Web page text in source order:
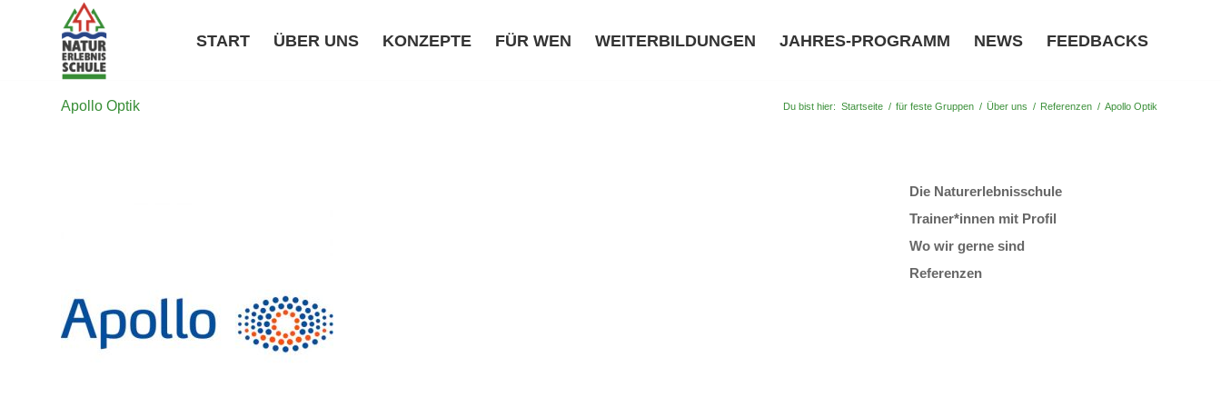
START ÜBER UNS KONZEPTE FÜR WEN WEITERBILDUNGEN JAHRES-PROGRAMM NEWS FEEDBACKS
Apollo Optik Du bist hier: Startseite / für feste Gruppen / Über uns / Referenzen / Apollo Optik
Die Naturerlebnisschule
Trainer*innen mit Profil
Wo wir gerne sind
Referenzen